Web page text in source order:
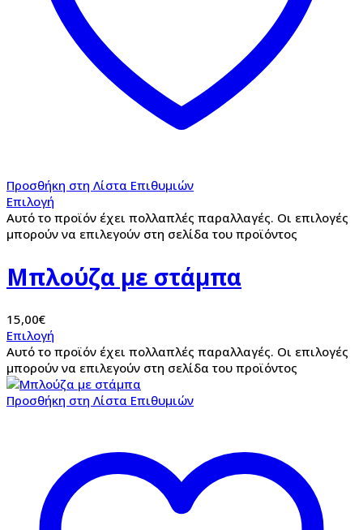
Προσθήκη στη Λίστα Επιθυμιών
Επιλογή
Αυτό το προϊόν έχει πολλαπλές παραλλαγές. Οι επιλογές
μπορούν να επιλεγούν στη σελίδα του προϊόντος
Μπλούζα με στάμπα
15,00€
Επιλογή
Αυτό το προϊόν έχει πολλαπλές παραλλαγές. Οι επιλογές
μπορούν να επιλεγούν στη σελίδα του προϊόντος
Προσθήκη στη Λίστα Επιθυμιών